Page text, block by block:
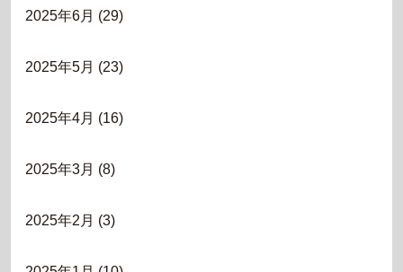
2025年6月 (29)
2025年5月 (23)
2025年4月 (16)
2025年3月 (8)
2025年2月 (3)